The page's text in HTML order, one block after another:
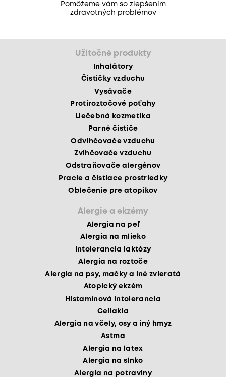
Pomôžeme vám so zlepšením
zdravotných problémov
Užitočné produkty
Inhalátory
Čističky vzduchu
Vysávače
Protiroztočové poťahy
Liečebná kozmetika
Parné čističe
Odvlhčovače vzduchu
Zvlhčovače vzduchu
Odstraňovače alergénov
Pracie a čistiace prostriedky
Oblečenie pre atopikov
Alergie a ekzémy
Alergia na peľ
Alergia na mlieko
Intolerancia laktózy
Alergia na roztoče
Alergia na psy, mačky a iné zvieratá
Atopický ekzém
Histamínová intolerancia
Celiakia
Alergia na včely, osy a iný hmyz
Astma
Alergia na latex
Alergia na slnko
Alergia na potraviny